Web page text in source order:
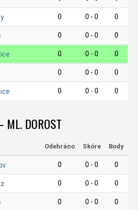
0 0 - 0 0
0 0 - 0 0
0 0 - 0 0
0 0 - 0 0
0 0 - 0 0
ML. DOROST
Odehráno Skóre Body
0 0 - 0 0
0 0 - 0 0
0 0 - 0 0